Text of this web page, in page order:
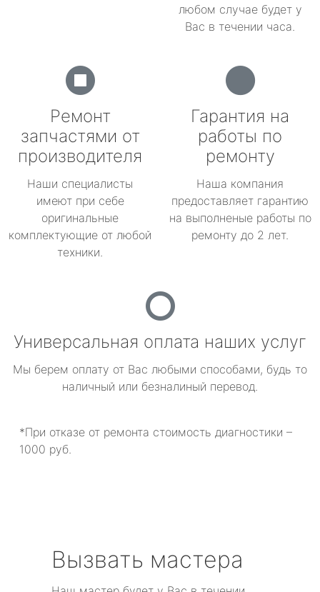
любом случае будет у
Вас в течении часа.
Ремонт
запчастями от
производителя
Наши специалисты
имеют при себе
оригинальные
комплектующие от любой
техники.
Гарантия на
работы по
ремонту
Наша компания
предоставляет гарантию
на выполненые работы по
ремонту до 2 лет.
Универсальная оплата наших услуг
Мы берем оплату от Вас любыми способами, будь то
наличный или безналиный перевод.
*При отказе от ремонта стоимость диагностики –
1000 руб.
Вызвать мастера